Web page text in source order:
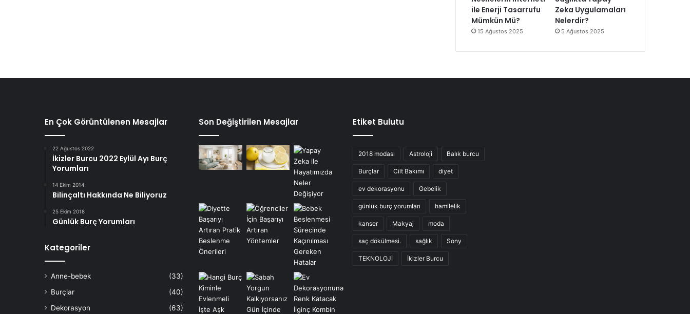
ile Enerji Tasarrufu
Mümkün Mü?
15 Ağustos 2025
Zeka Uygulamaları
Nelerdir?
5 Ağustos 2025
En Çok Görüntülenen Mesajlar
22 Ağustos 2022
İkizler Burcu 2022 Eylül Ayı Burç
Yorumları
14 Ekim 2014
Bilinçaltı Hakkında Ne Biliyoruz
25 Ekim 2018
Günlük Burç Yorumları
Kategoriler
Anne-bebek
(33)
Burçlar
(40)
Dekorasyon
(63)
Son Değiştirilen Mesajlar Etiket Bulutu
2018 modası Astroloji Balık burcu
Burçlar Cilt Bakımı diyet
ev dekorasyonu Gebelik
günlük burç yorumları hamilelik
kanser Makyaj moda
saç dökülmesi. sağlık Sony
TEKNOLOJİ İkizler Burcu